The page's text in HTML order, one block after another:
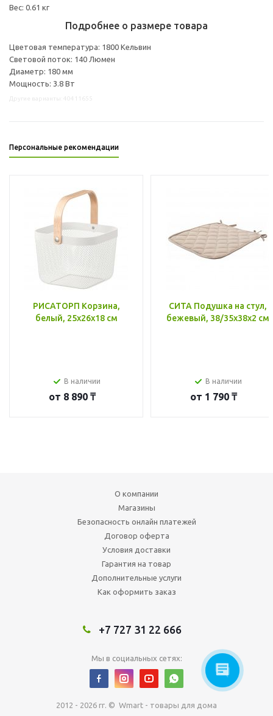
Вес: 0.61 кг
Подробнее о размере товара
Цветовая температура: 1800 Кельвин
Световой поток: 140 Люмен
Диаметр: 180 мм
Мощность: 3.8 Вт
Персональные рекомендации
РИСАТОРП Корзина,
белый, 25x26x18 см
В наличии
от 8 890 ₸
СИТА Подушка на стул,
бежевый, 38/35x38x2 см
В наличии
от 1 790 ₸
О компании
Магазины
Безопасность онлайн платежей
Договор оферта
Условия доставки
Гарантия на товар
Дополнительные услуги
Как оформить заказ
+7 727 31 22 666
Мы в социальных сетях:
2012 - 2026 гг. © Wmart - товары для дома